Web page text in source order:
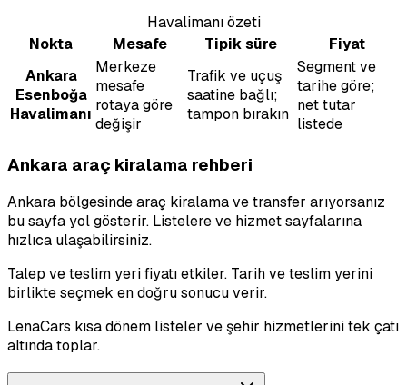
Havalimanı özeti
Nokta
Mesafe Tipik süre
Fiyat
Ankara
Esenboğa
Havalimanı
Merkeze
mesafe
rotaya göre
değişir
Trafik ve uçuş
saatine bağlı;
tampon bırakın
Segment ve
tarihe göre;
net tutar
listede
Ankara araç kiralama rehberi
Ankara bölgesinde araç kiralama ve transfer arıyorsanız
bu sayfa yol gösterir. Listelere ve hizmet sayfalarına
hızlıca ulaşabilirsiniz.
Talep ve teslim yeri fiyatı etkiler. Tarih ve teslim yerini
birlikte seçmek en doğru sonucu verir.
LenaCars kısa dönem listeler ve şehir hizmetlerini tek çatı
altında toplar.